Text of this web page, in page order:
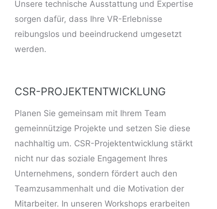
Unsere technische Ausstattung und Expertise
sorgen dafür, dass Ihre VR-Erlebnisse
reibungslos und beeindruckend umgesetzt
werden.
CSR-PROJEKTENTWICKLUNG
Planen Sie gemeinsam mit Ihrem Team
gemeinnützige Projekte und setzen Sie diese
nachhaltig um. CSR-Projektentwicklung stärkt
nicht nur das soziale Engagement Ihres
Unternehmens, sondern fördert auch den
Teamzusammenhalt und die Motivation der
Mitarbeiter. In unseren Workshops erarbeiten